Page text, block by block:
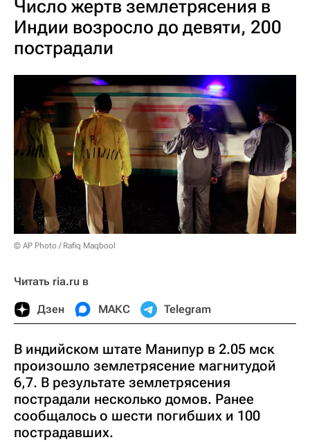
Число жертв землетрясения в
Индии возросло до девяти, 200
пострадали
© AP Photo / Rafiq Maqbool
Читать ria.ru в
Дзен МАКС Telegram
В индийском штате Манипур в 2.05 мск
произошло землетрясение магнитудой
6,7. В результате землетрясения
пострадали несколько домов. Ранее
сообщалось о шести погибших и 100
пострадавших.